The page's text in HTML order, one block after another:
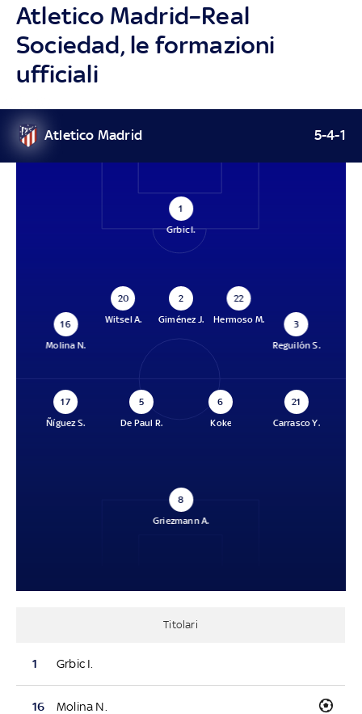
Atletico Madrid–Real
Sociedad, le formazioni
ufficiali
Atletico Madrid 5-4-1
1
Grbic I.
16
Molina N.
20
Witsel A.
2
Giménez J.
22
Hermoso M.
3
Reguilón S.
17
Ñíguez S.
5
De Paul R.
6
Koke
21
Carrasco Y.
8
Griezmann A.
Titolari
1 Grbic I.
16 Molina N.